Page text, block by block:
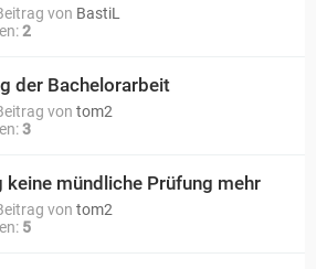
von BastiL
2
der Bachelorarbeit
von tom2
3
keine mündliche Prüfung mehr
von tom2
5